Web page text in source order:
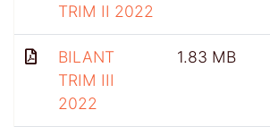
TRIM II 2022
BILANT
TRIM III
2022
1.83 MB